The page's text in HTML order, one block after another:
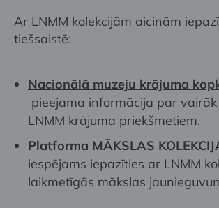
Ar LNMM kolekcijām aicinām
tiešsaistē:
Nacionālā muzeju krājuma
pieejama informācija par
LNMM krājuma priekšmetiem.
Platforma MĀKSLAS
iespējams iepazīties ar LNMM
laikmetīgās mākslas